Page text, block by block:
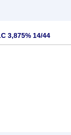
3,875% 14/44